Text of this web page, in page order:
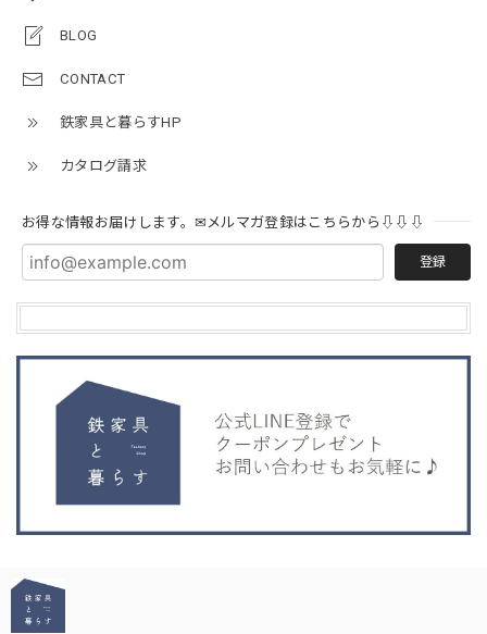
BLOG
CONTACT
鉄家具と暮らすHP
カタログ請求
お得な情報お届けします。✉メルマガ登録はこちらから⇩⇩⇩
登録